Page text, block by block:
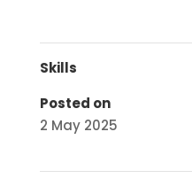
Skills
Posted on
2 May 2025